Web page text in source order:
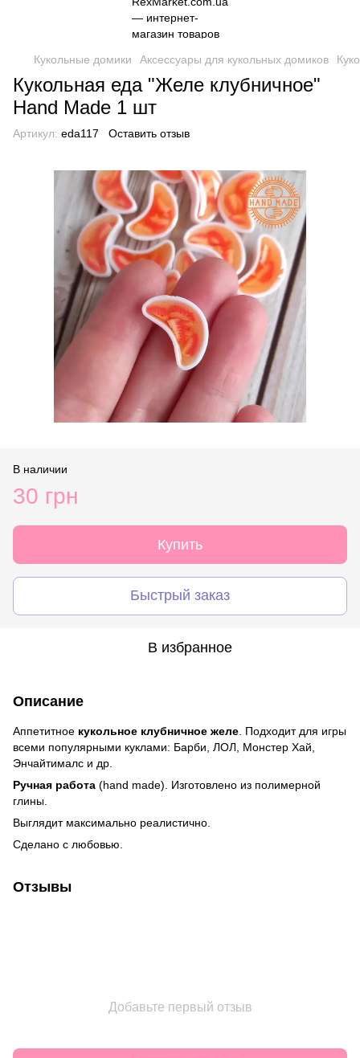
Кукольные домики Аксессуары для кукольных домиков
Кукольная еда "Желе клубничное"
Hand Made 1 шт
Артикул: eda117 Оставить отзыв
В наличии
30 грн
Купить
Быстрый заказ
В избранное
Описание
Аппетитное кукольное клубничное желе . Подходит для игры
всеми популярными куклами: Барби, ЛОЛ, Монстер Хай,
Энчайтималс и др.
Ручная работа (hand made). Изготовлено из полимерной
глины.
Выглядит максимально реалистично.
Сделано с любовью.
Отзывы
Добавьте первый отзыв